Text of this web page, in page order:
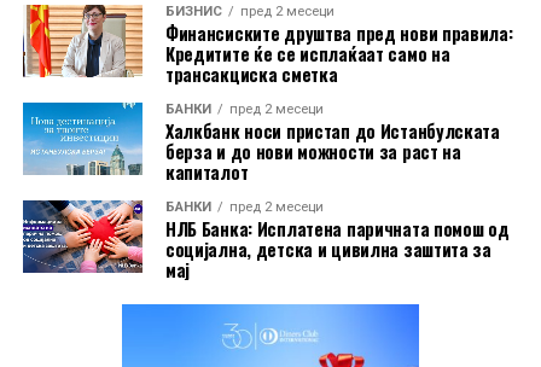
електронско и мобилно банкарство, бесплатно СМС
информирање, како и можност за повлекување
готовина без надомест од сите банкомати во земјата.
Со овие поволности, Mastercard World Debit е
насочена кон корисници кои бараат дополнителни
банкарско работење.
БИЗНИС пред 2 месеци
Финансиските друштва пред нови правила:
Кредитите ќе се исплаќаат само на
трансакциска сметка
БАНКИ пред 2 месеци
Халкбанк носи пристап до Истанбулската
берза и до нови можности за раст на
капиталот
БАНКИ пред 2 месеци
НЛБ Банка: Исплатена паричната помош од
социјална, детска и цивилна заштита за
мај